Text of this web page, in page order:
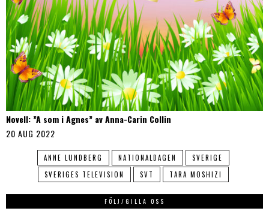
Novell: ”A som i Agnes” av Anna-Carin Collin
20 AUG 2022
ANNE LUNDBERG NATIONALDAGEN
SVERIGE
SVERIGES TELEVISION
SVT TARA MOSHIZI
FÖLJ/GILLA OSS